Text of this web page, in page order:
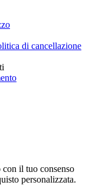
di cancellazione
il tuo consenso
personalizzata.